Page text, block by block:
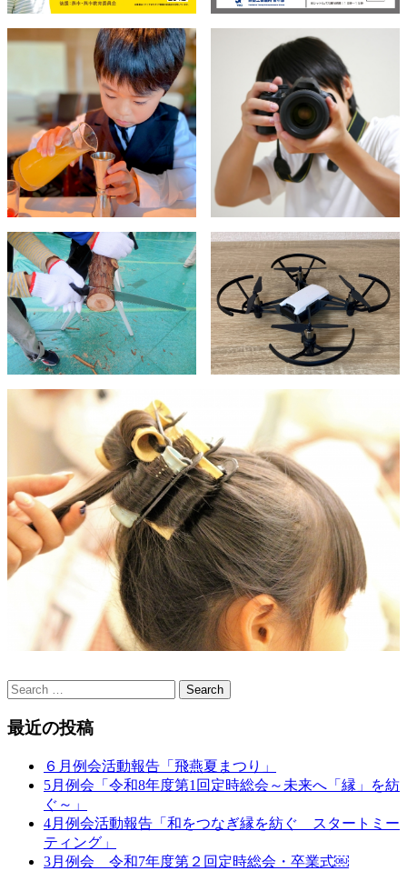
最近の投稿
６月例会活動報告「飛燕夏まつり」
5月例会「令和8年度第1回定時総会～未来へ「縁」を紡
ぐ～」
4月例会活動報告「和をつなぎ縁を紡ぐ スタートミー
ティング」
3月例会 令和7年度第２回定時総会・卒業式￼